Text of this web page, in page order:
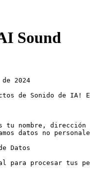
Sound
2024
de Sonido de
tu nombre,
datos no
Datos
para procesar tus